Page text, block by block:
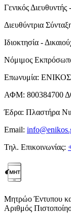
Γενικός Διευθυντής
Διευθύντρια
Ιδιοκτησία -
Νόμιμος
Επωνυμία:
ΑΦΜ: 800384700
Έδρα: Πλαστήρα
Email:
Τηλ. Επικοινωνίας:
Μητρώο Έντυπου
Αριθμός